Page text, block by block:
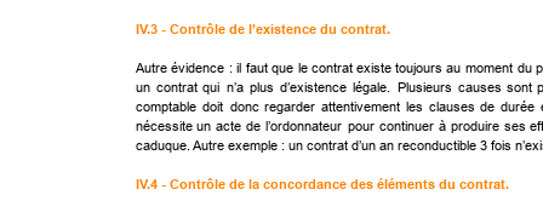
IV.3 - Contrôle de l’existence du contrat.
Autre évidence : il faut que le contrat existe toujours au moment du
un contrat qui n’a plus d’existence légale. Plusieurs causes sont
comptable doit donc regarder attentivement les clauses de durée
nécessite un acte de l’ordonnateur pour continuer à produire ses
caduque. Autre exemple : un contrat d’un an reconductible 3 fois
IV.4 - Contrôle de la concordance des éléments du contrat.